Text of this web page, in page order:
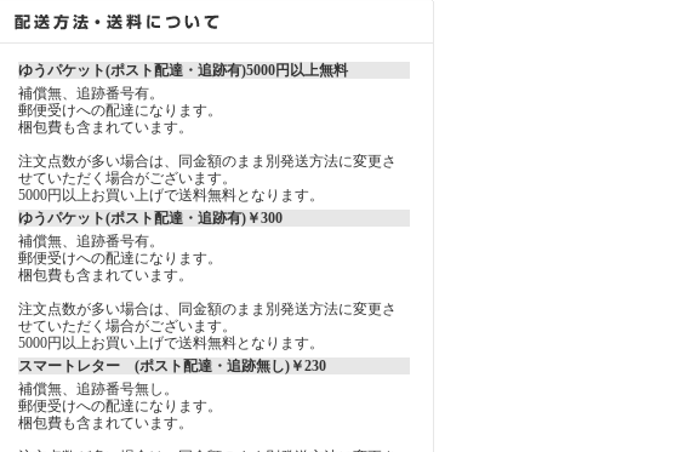
ゆうパケット(ポスト配達・追跡有)5000円以上無料
補償無、追跡番号有。
郵便受けへの配達になります。
梱包費も含まれています。
注文点数が多い場合は、同金額のまま別発送方法に変更さ
せていただく場合がございます。
5000円以上お買い上げで送料無料となります。
ゆうパケット(ポスト配達・追跡有)￥300
補償無、追跡番号有。
郵便受けへの配達になります。
梱包費も含まれています。
注文点数が多い場合は、同金額のまま別発送方法に変更さ
せていただく場合がございます。
5000円以上お買い上げで送料無料となります。
スマートレター (ポスト配達・追跡無し)￥230
補償無、追跡番号無し。
郵便受けへの配達になります。
梱包費も含まれています。